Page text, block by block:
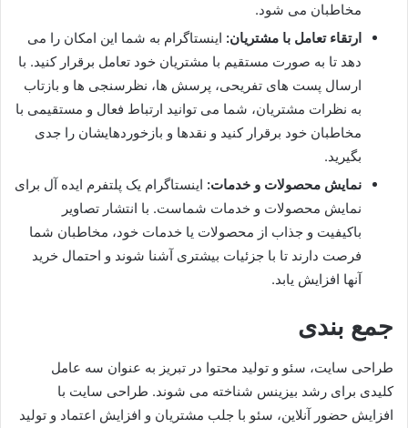
مخاطبان می ‌شود.
ارتقاء تعامل با مشتریان: اینستاگرام به شما این امکان را می‌
دهد تا به صورت مستقیم با مشتریان خود تعامل برقرار کنید. با
ارسال پست‌ های تفریحی، پرسش‌ ها، نظرسنجی ‌ها و بازتاب
به نظرات مشتریان، شما می ‌توانید ارتباط فعال و مستقیمی با
مخاطبان خود برقرار کنید و نقدها و بازخوردهایشان را جدی
بگیرید.
نمایش محصولات و خدمات: اینستاگرام یک پلتفرم ایده ‌آل برای
نمایش محصولات و خدمات شماست. با انتشار تصاویر
باکیفیت و جذاب از محصولات یا خدمات خود، مخاطبان شما
فرصت دارند تا با جزئیات بیشتری آشنا شوند و احتمال خرید
آنها افزایش یابد.
جمع بندی
طراحی سایت، سئو و تولید محتوا در تبریز به عنوان سه عامل
کلیدی برای رشد بیزینس شناخته می شوند. طراحی سایت با
افزایش حضور آنلاین، سئو با جلب مشتریان و افزایش اعتماد و تولید